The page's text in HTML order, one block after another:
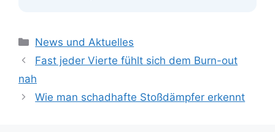
Kategorien
News und Aktuelles
Fast jeder Vierte fühlt sich dem Burn-out
nah
Wie man schadhafte Stoßdämpfer erkennt